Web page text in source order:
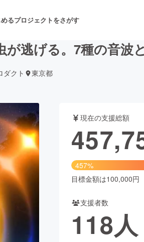
るプロジェクトをさがす
舞台・パフォーマンス
フード・飲食店
ビューティー・ヘルスケア
が逃げる。7種の音波
ダクト 東京都
現在の支援総額
457%
目標金額は100,000円
支援者数
118人